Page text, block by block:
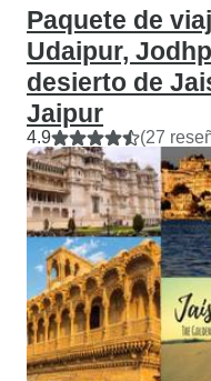
Paquete de
Udaipur,
desierto de
Jaipur
4.9 (27